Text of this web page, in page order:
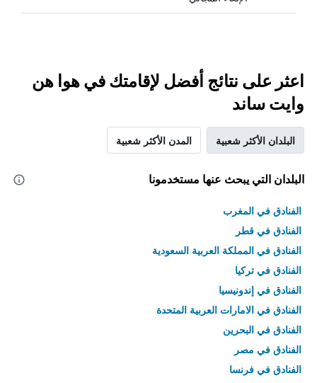
اعثر على نتائج أفضل لإقامتك في هوا هن
وايت ساند
البلدان الأكثر شعبية المدن الأكثر شعبية
البلدان التي يبحث عنها مستخدمونا
الفنادق في المغرب
الفنادق في قطر
الفنادق في المملكة العربية السعودية
الفنادق في تركيا
الفنادق في إندونيسيا
الفنادق في الامارات العربية المتحدة
الفنادق في البحرين
الفنادق في مصر
الفنادق في فرنسا